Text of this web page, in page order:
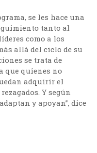
se les hace una
tanto al
como a los
allá del ciclo de su
se trata de
que quienes no
adquirir el
Y según
y apoyan”, dice